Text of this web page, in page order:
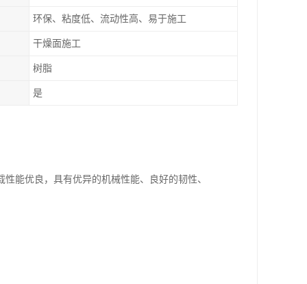
环保、粘度低、流动性高、易于施工
干燥面施工
树脂
是
能优良，具有优异的机械性能、良好的韧性、